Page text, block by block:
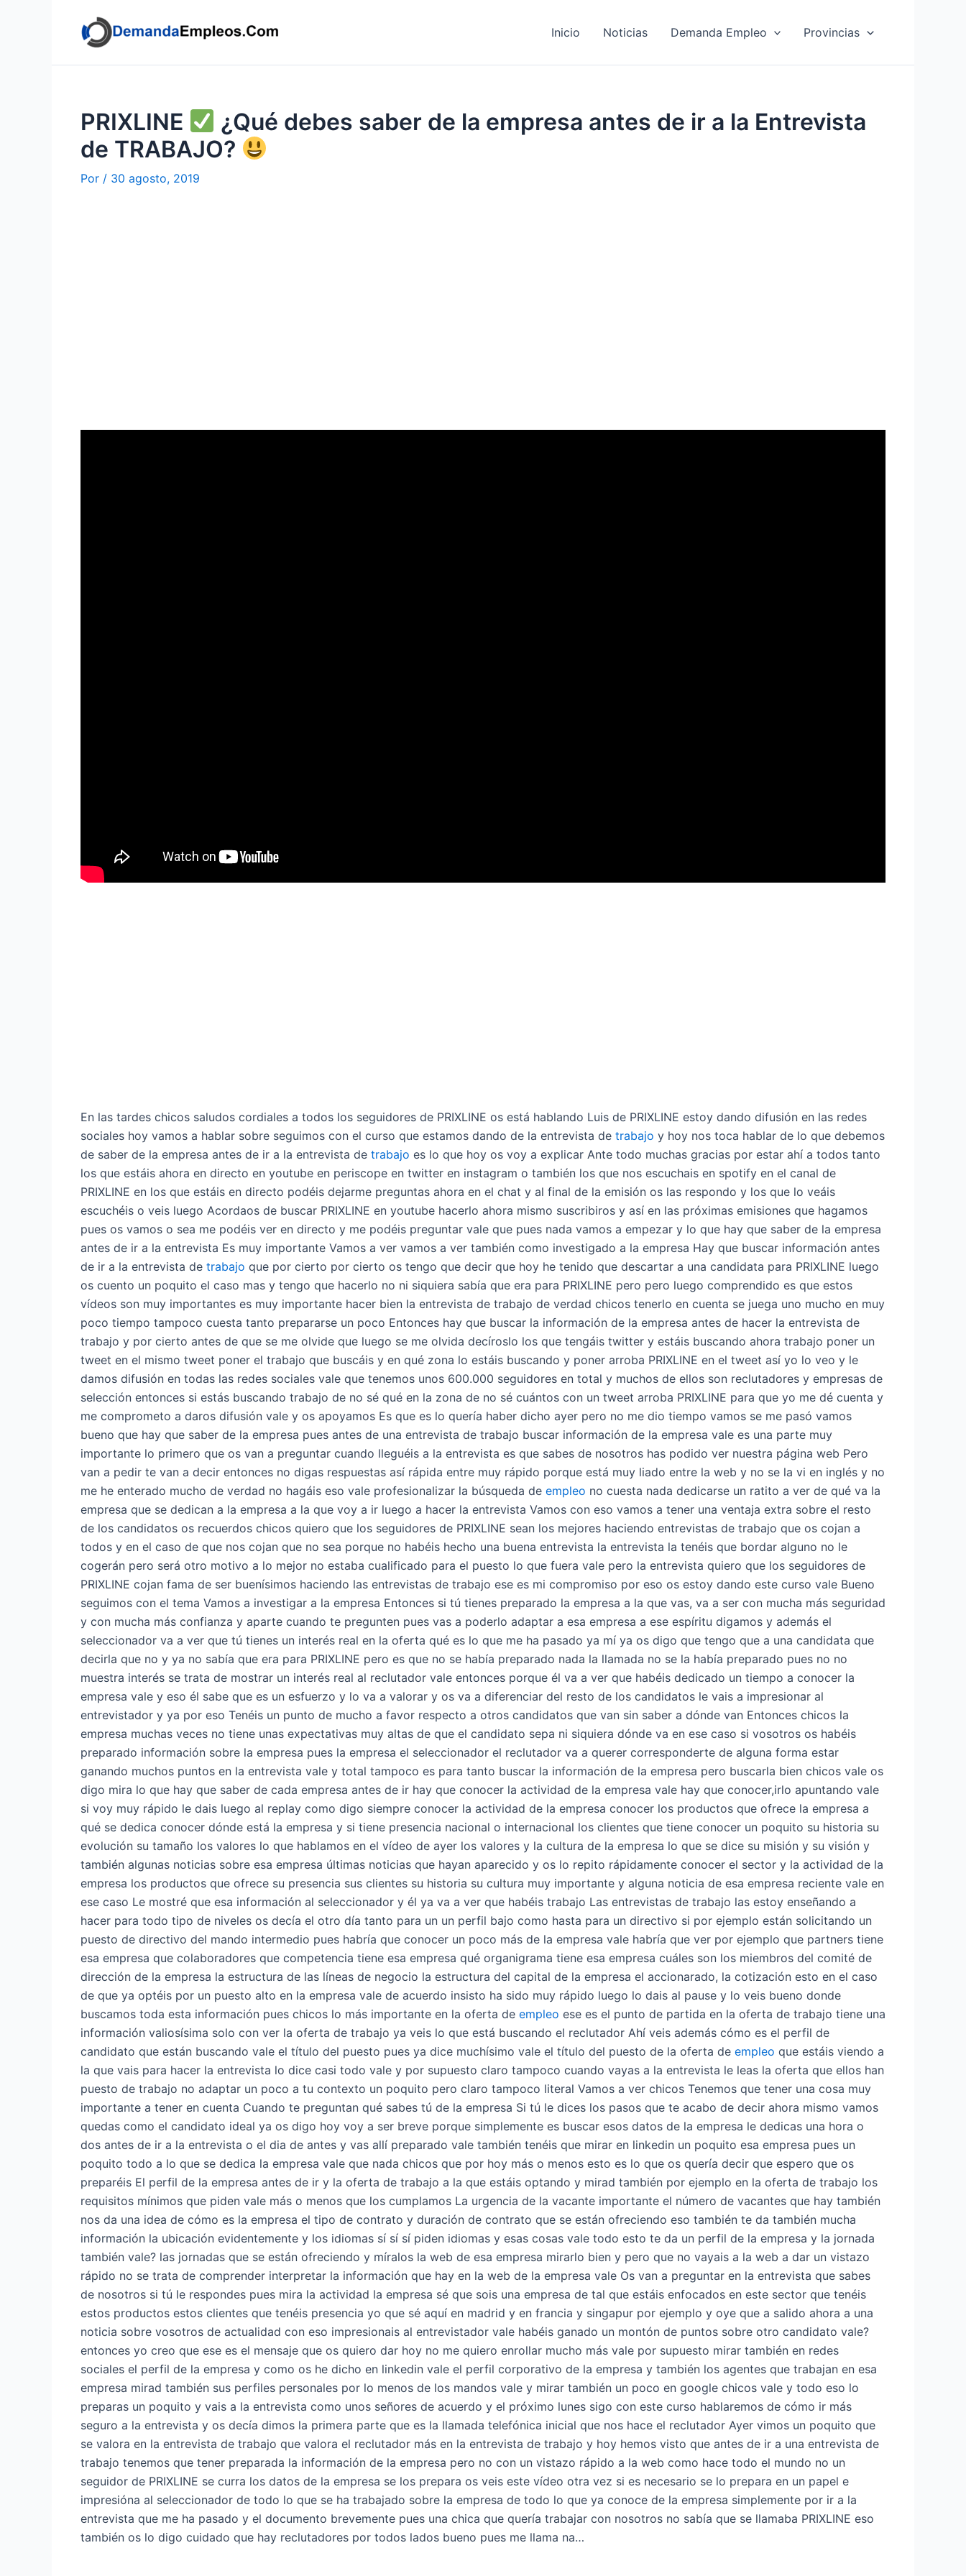
Inicio Noticias Demanda Empleo Provincias
PRIXLINE
¿Qué debes saber de la empresa antes de ir a la Entrevista
de TRABAJO?
Por / 30 agosto, 2019
En las tardes chicos saludos cordiales a todos los seguidores de PRIXLINE os está hablando Luis de PRIXLINE estoy dando difusión en las redes
sociales hoy vamos a hablar sobre seguimos con el curso que estamos dando de la entrevista de trabajo y hoy nos toca hablar de lo que debemos
de saber de la empresa antes de ir a la entrevista de trabajo es lo que hoy os voy a explicar Ante todo muchas gracias por estar ahí a todos tanto
los que estáis ahora en directo en youtube en periscope en twitter en instagram o también los que nos escuchais en spotify en el canal de
PRIXLINE en los que estáis en directo podéis dejarme preguntas ahora en el chat y al final de la emisión os las respondo y los que lo veáis
escuchéis o veis luego Acordaos de buscar PRIXLINE en youtube hacerlo ahora mismo suscribiros y así en las próximas emisiones que hagamos
pues os vamos o sea me podéis ver en directo y me podéis preguntar vale que pues nada vamos a empezar y lo que hay que saber de la empresa
antes de ir a la entrevista Es muy importante Vamos a ver vamos a ver también como investigado a la empresa Hay que buscar información antes
de ir a la entrevista de trabajo que por cierto por cierto os tengo que decir que hoy he tenido que descartar a una candidata para PRIXLINE luego
os cuento un poquito el caso mas y tengo que hacerlo no ni siquiera sabía que era para PRIXLINE pero pero luego comprendido es que estos
vídeos son muy importantes es muy importante hacer bien la entrevista de trabajo de verdad chicos tenerlo en cuenta se juega uno mucho en muy
poco tiempo tampoco cuesta tanto prepararse un poco Entonces hay que buscar la información de la empresa antes de hacer la entrevista de
trabajo y por cierto antes de que se me olvide que luego se me olvida decíroslo los que tengáis twitter y estáis buscando ahora trabajo poner un
tweet en el mismo tweet poner el trabajo que buscáis y en qué zona lo estáis buscando y poner arroba PRIXLINE en el tweet así yo lo veo y le
damos difusión en todas las redes sociales vale que tenemos unos 600.000 seguidores en total y muchos de ellos son reclutadores y empresas de
selección entonces si estás buscando trabajo de no sé qué en la zona de no sé cuántos con un tweet arroba PRIXLINE para que yo me dé cuenta y
me comprometo a daros difusión vale y os apoyamos Es que es lo quería haber dicho ayer pero no me dio tiempo vamos se me pasó vamos
bueno que hay que saber de la empresa pues antes de una entrevista de trabajo buscar información de la empresa vale es una parte muy
importante lo primero que os van a preguntar cuando lleguéis a la entrevista es que sabes de nosotros has podido ver nuestra página web Pero
van a pedir te van a decir entonces no digas respuestas así rápida entre muy rápido porque está muy liado entre la web y no se la vi en inglés y no
me he enterado mucho de verdad no hagáis eso vale profesionalizar la búsqueda de empleo no cuesta nada dedicarse un ratito a ver de qué va la
empresa que se dedican a la empresa a la que voy a ir luego a hacer la entrevista Vamos con eso vamos a tener una ventaja extra sobre el resto
de los candidatos os recuerdos chicos quiero que los seguidores de PRIXLINE sean los mejores haciendo entrevistas de trabajo que os cojan a
todos y en el caso de que nos cojan que no sea porque no habéis hecho una buena entrevista la entrevista la tenéis que bordar alguno no le
cogerán pero será otro motivo a lo mejor no estaba cualificado para el puesto lo que fuera vale pero la entrevista quiero que los seguidores de
PRIXLINE cojan fama de ser buenísimos haciendo las entrevistas de trabajo ese es mi compromiso por eso os estoy dando este curso vale Bueno
seguimos con el tema Vamos a investigar a la empresa Entonces si tú tienes preparado la empresa a la que vas, va a ser con mucha más seguridad
y con mucha más confianza y aparte cuando te pregunten pues vas a poderlo adaptar a esa empresa a ese espíritu digamos y además el
seleccionador va a ver que tú tienes un interés real en la oferta qué es lo que me ha pasado ya mí ya os digo que tengo que a una candidata que
decirla que no y ya no sabía que era para PRIXLINE pero es que no se había preparado nada la llamada no se la había preparado pues no no
muestra interés se trata de mostrar un interés real al reclutador vale entonces porque él va a ver que habéis dedicado un tiempo a conocer la
empresa vale y eso él sabe que es un esfuerzo y lo va a valorar y os va a diferenciar del resto de los candidatos le vais a impresionar al
entrevistador y ya por eso Tenéis un punto de mucho a favor respecto a otros candidatos que van sin saber a dónde van Entonces chicos la
empresa muchas veces no tiene unas expectativas muy altas de que el candidato sepa ni siquiera dónde va en ese caso si vosotros os habéis
preparado información sobre la empresa pues la empresa el seleccionador el reclutador va a querer corresponderte de alguna forma estar
ganando muchos puntos en la entrevista vale y total tampoco es para tanto buscar la información de la empresa pero buscarla bien chicos vale os
digo mira lo que hay que saber de cada empresa antes de ir hay que conocer la actividad de la empresa vale hay que conocer,irlo apuntando vale
si voy muy rápido le dais luego al replay como digo siempre conocer la actividad de la empresa conocer los productos que ofrece la empresa a
qué se dedica conocer dónde está la empresa y si tiene presencia nacional o internacional los clientes que tiene conocer un poquito su historia su
evolución su tamaño los valores lo que hablamos en el vídeo de ayer los valores y la cultura de la empresa lo que se dice su misión y su visión y
también algunas noticias sobre esa empresa últimas noticias que hayan aparecido y os lo repito rápidamente conocer el sector y la actividad de la
empresa los productos que ofrece su presencia sus clientes su historia su cultura muy importante y alguna noticia de esa empresa reciente vale en
ese caso Le mostré que esa información al seleccionador y él ya va a ver que habéis trabajo Las entrevistas de trabajo las estoy enseñando a
hacer para todo tipo de niveles os decía el otro día tanto para un un perfil bajo como hasta para un directivo si por ejemplo están solicitando un
puesto de directivo del mando intermedio pues habría que conocer un poco más de la empresa vale habría que ver por ejemplo que partners tiene
esa empresa que colaboradores que competencia tiene esa empresa qué organigrama tiene esa empresa cuáles son los miembros del comité de
dirección de la empresa la estructura de las líneas de negocio la estructura del capital de la empresa el accionarado, la cotización esto en el caso
de que ya optéis por un puesto alto en la empresa vale de acuerdo insisto ha sido muy rápido luego lo dais al pause y lo veis bueno donde
buscamos toda esta información pues chicos lo más importante en la oferta de empleo ese es el punto de partida en la oferta de trabajo tiene una
información valiosísima solo con ver la oferta de trabajo ya veis lo que está buscando el reclutador Ahí veis además cómo es el perfil de
candidato que están buscando vale el título del puesto pues ya dice muchísimo vale el título del puesto de la oferta de empleo que estáis viendo a
la que vais para hacer la entrevista lo dice casi todo vale y por supuesto claro tampoco cuando vayas a la entrevista le leas la oferta que ellos han
puesto de trabajo no adaptar un poco a tu contexto un poquito pero claro tampoco literal Vamos a ver chicos Tenemos que tener una cosa muy
importante a tener en cuenta Cuando te preguntan qué sabes tú de la empresa Si tú le dices los pasos que te acabo de decir ahora mismo vamos
quedas como el candidato ideal ya os digo hoy voy a ser breve porque simplemente es buscar esos datos de la empresa le dedicas una hora o
dos antes de ir a la entrevista o el dia de antes y vas allí preparado vale también tenéis que mirar en linkedin un poquito esa empresa pues un
poquito todo a lo que se dedica la empresa vale que nada chicos que por hoy más o menos esto es lo que os quería decir que espero que os
preparéis El perfil de la empresa antes de ir y la oferta de trabajo a la que estáis optando y mirad también por ejemplo en la oferta de trabajo los
requisitos mínimos que piden vale más o menos que los cumplamos La urgencia de la vacante importante el número de vacantes que hay también
nos da una idea de cómo es la empresa el tipo de contrato y duración de contrato que se están ofreciendo eso también te da también mucha
información la ubicación evidentemente y los idiomas sí sí sí piden idiomas y esas cosas vale todo esto te da un perfil de la empresa y la jornada
también vale? las jornadas que se están ofreciendo y míralos la web de esa empresa mirarlo bien y pero que no vayais a la web a dar un vistazo
rápido no se trata de comprender interpretar la información que hay en la web de la empresa vale Os van a preguntar en la entrevista que sabes
de nosotros si tú le respondes pues mira la actividad la empresa sé que sois una empresa de tal que estáis enfocados en este sector que tenéis
estos productos estos clientes que tenéis presencia yo que sé aquí en madrid y en francia y singapur por ejemplo y oye que a salido ahora a una
noticia sobre vosotros de actualidad con eso impresionais al entrevistador vale habéis ganado un montón de puntos sobre otro candidato vale?
entonces yo creo que ese es el mensaje que os quiero dar hoy no me quiero enrollar mucho más vale por supuesto mirar también en redes
sociales el perfil de la empresa y como os he dicho en linkedin vale el perfil corporativo de la empresa y también los agentes que trabajan en esa
empresa mirad también sus perfiles personales por lo menos de los mandos vale y mirar también un poco en google chicos vale y todo eso lo
preparas un poquito y vais a la entrevista como unos señores de acuerdo y el próximo lunes sigo con este curso hablaremos de cómo ir más
seguro a la entrevista y os decía dimos la primera parte que es la llamada telefónica inicial que nos hace el reclutador Ayer vimos un poquito que
se valora en la entrevista de trabajo que valora el reclutador más en la entrevista de trabajo y hoy hemos visto que antes de ir a una entrevista de
trabajo tenemos que tener preparada la información de la empresa pero no con un vistazo rápido a la web como hace todo el mundo no un
seguidor de PRIXLINE se curra los datos de la empresa se los prepara os veis este vídeo otra vez si es necesario se lo prepara en un papel e
impresióna al seleccionador de todo lo que se ha trabajado sobre la empresa de todo lo que ya conoce de la empresa simplemente por ir a la
entrevista que me ha pasado y el documento brevemente pues una chica que quería trabajar con nosotros no sabía que se llamaba PRIXLINE eso
también os lo digo cuidado que hay reclutadores por todos lados bueno pues me llama na…